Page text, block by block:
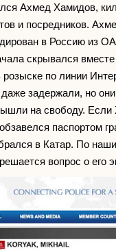
Ахмед Хамидов,
и посредников.
в Россию из
скрывался
розыске по линии
задержали, но
на свободу.
паспортом
в Катар. По
решается вопрос о